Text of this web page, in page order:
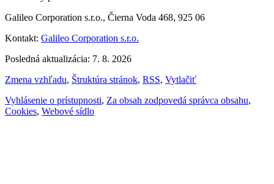
Galileo Corporation s.r.o., Čierna Voda 468, 925 06
Kontakt: Galileo Corporation s.r.o.
Posledná aktualizácia: 7. 8. 2026
Zmena vzhľadu, Štruktúra stránok, RSS, Vytlačiť
Vyhlásenie o prístupnosti, Za obsah zodpovedá správca obsahu,
Cookies, Webové sídlo